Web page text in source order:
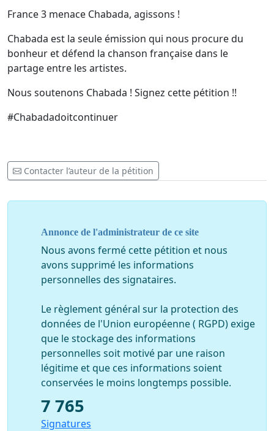
France 3 menace Chabada, agissons !
Chabada est la seule émission qui nous procure du
bonheur et défend la chanson française dans le
partage entre les artistes.
Nous soutenons Chabada ! Signez cette pétition !!
#Chabadadoitcontinuer
Contacter l’auteur de la pétition
Annonce de l'administrateur de ce site
Nous avons fermé cette pétition et nous
avons supprimé les informations
personnelles des signataires.
Le règlement général sur la protection des
données de l'Union européenne ( RGPD) exige
que le stockage des informations
personnelles soit motivé par une raison
légitime et que ces informations soient
conservées le moins longtemps possible.
7 765
Signatures